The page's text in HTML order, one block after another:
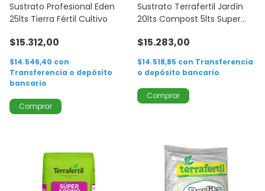
Sustrato Profesional Eden
25lts Tierra Fértil Cultivo
$15.312,00
$14.546,40 con
Transferencia o depósito
bancario
Sustrato Terrafertil Jardín
20lts Compost 5lts Super
$15.283,00
$14.518,85 con Transferencia
o depósito bancario